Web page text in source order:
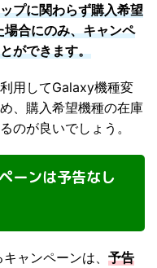
プに関わらず購入希望
合にのみ、キャンペ
ができます。
用してGalaxy機種変
、購入希望機種の在庫
のが良いでしょう。
ーンは予告なし
ャンペーンは、 予告